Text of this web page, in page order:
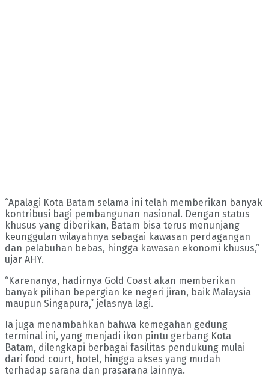
“Apalagi Kota Batam selama ini telah memberikan banyak
kontribusi bagi pembangunan nasional. Dengan status
khusus yang diberikan, Batam bisa terus menunjang
keunggulan wilayahnya sebagai kawasan perdagangan
dan pelabuhan bebas, hingga kawasan ekonomi khusus,”
ujar AHY.
“Karenanya, hadirnya Gold Coast akan memberikan
banyak pilihan bepergian ke negeri jiran, baik Malaysia
maupun Singapura,” jelasnya lagi.
Ia juga menambahkan bahwa kemegahan gedung
terminal ini, yang menjadi ikon pintu gerbang Kota
Batam, dilengkapi berbagai fasilitas pendukung mulai
dari food court, hotel, hingga akses yang mudah
terhadap sarana dan prasarana lainnya.